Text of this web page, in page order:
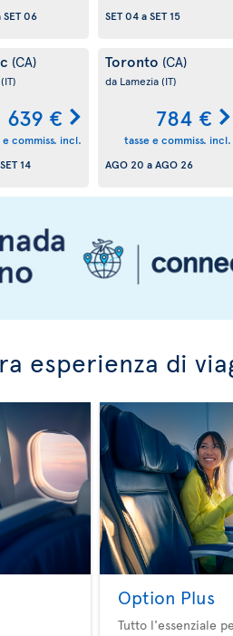
SET 06
SET 04aSET 15
(CA)
(IT)
639 €
e commiss. incl.
SET 14
Toronto (CA)
da Lamezia(IT)
784 €
tasse e commiss. incl.
AGO 20 aAGO 26
esperienza di
Option Plus
Tutto l'essenziale